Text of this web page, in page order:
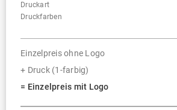
Druckart
Druckfarben
Einzelpreis ohne Logo
+ Druck (1-farbig)
= Einzelpreis mit Logo